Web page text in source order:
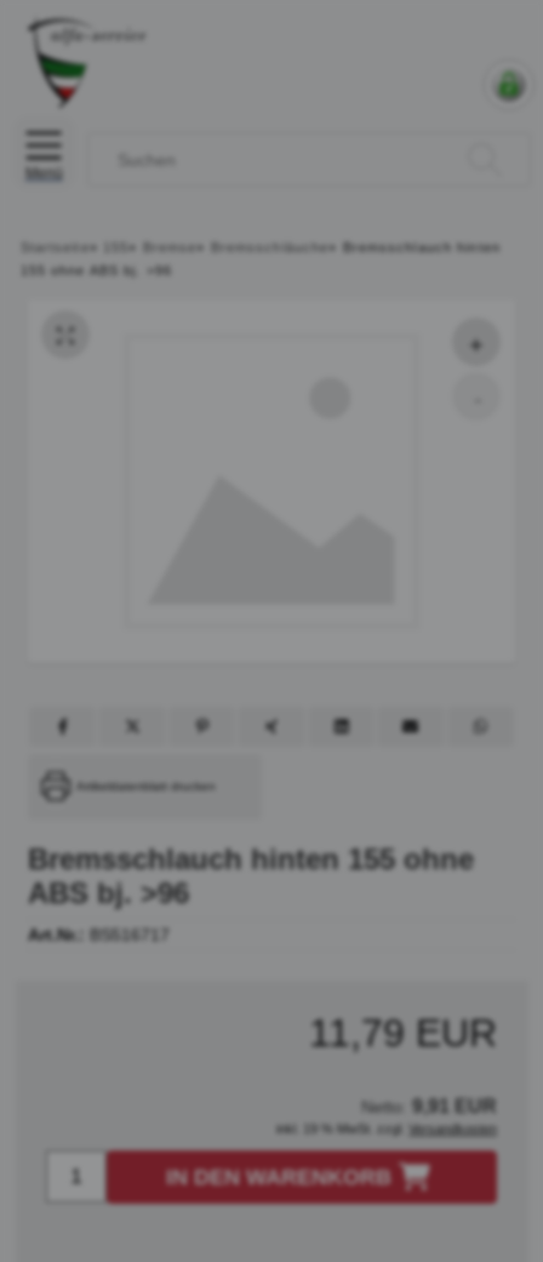
Menü
Startseite » » Bremse » Bremsschläuche »
Bremsschlauch hinten
155 ohne ABS bj. >96
Artikeldatenblatt drucken
Bremsschlauch hinten 155 ohne
ABS bj. >96
Art.Nr.: BS516717
11,79 EUR
Netto: 9,91 EUR
inkl. 19 % MwSt. zzgl. Versandkosten
IN DEN WARENKORB